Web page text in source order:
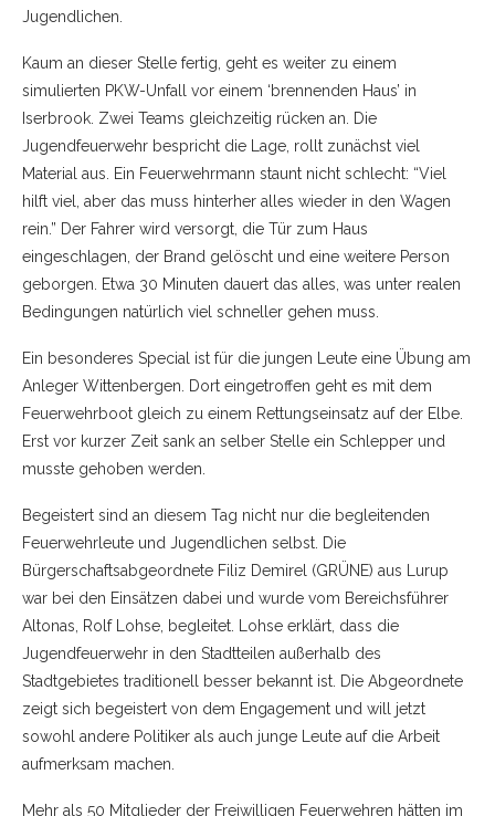
Jugendlichen.
Kaum an dieser Stelle fertig, geht es weiter zu einem
simulierten PKW-Unfall vor einem ‘brennenden Haus’ in
Iserbrook. Zwei Teams gleichzeitig rücken an. Die
Jugendfeuerwehr bespricht die Lage, rollt zunächst viel
Material aus. Ein Feuerwehrmann staunt nicht schlecht: “Viel
hilft viel, aber das muss hinterher alles wieder in den Wagen
rein.” Der Fahrer wird versorgt, die Tür zum Haus
eingeschlagen, der Brand gelöscht und eine weitere Person
geborgen. Etwa 30 Minuten dauert das alles, was unter realen
Bedingungen natürlich viel schneller gehen muss.
Ein besonderes Special ist für die jungen Leute eine Übung am
Anleger Wittenbergen. Dort eingetroffen geht es mit dem
Feuerwehrboot gleich zu einem Rettungseinsatz auf der Elbe.
Erst vor kurzer Zeit sank an selber Stelle ein Schlepper und
musste gehoben werden.
Begeistert sind an diesem Tag nicht nur die begleitenden
Feuerwehrleute und Jugendlichen selbst. Die
Bürgerschaftsabgeordnete Filiz Demirel (GRÜNE) aus Lurup
war bei den Einsätzen dabei und wurde vom Bereichsführer
Altonas, Rolf Lohse, begleitet. Lohse erklärt, dass die
Jugendfeuerwehr in den Stadtteilen außerhalb des
Stadtgebietes traditionell besser bekannt ist. Die Abgeordnete
zeigt sich begeistert von dem Engagement und will jetzt
sowohl andere Politiker als auch junge Leute auf die Arbeit
aufmerksam machen.
Mehr als 50 Mitglieder der Freiwilligen Feuerwehren hätten im